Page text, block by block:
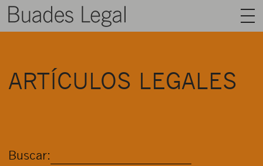
ÁREAS
ARTÍCULOS LEGALES
Buscar: